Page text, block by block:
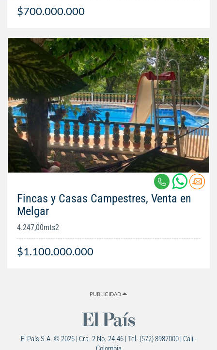
$700.000.000
Fincas y Casas Campestres, Venta en
Melgar
4.247,00mts2
$1.100.000.000
PUBLICIDAD
El País S.A. © 2026 | Cra. 2 No. 24-46 | Tel. (572) 8987000 | Cali -